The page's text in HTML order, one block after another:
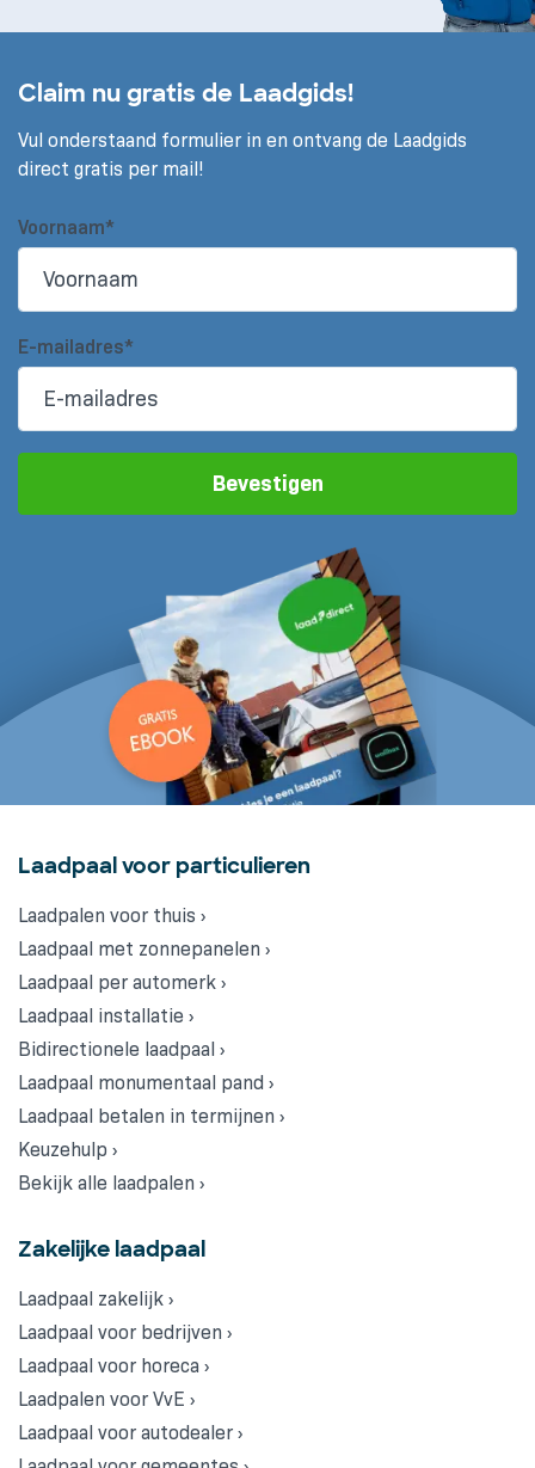
Claim nu gratis de Laadgids!
Vul onderstaand formulier in en ontvang de Laadgids
direct gratis per mail!
Voornaam*
E-mailadres*
Bevestigen
Laadpaal voor particulieren
Laadpalen voor thuis ›
Laadpaal met zonnepanelen ›
Laadpaal per automerk ›
Laadpaal installatie ›
Bidirectionele laadpaal ›
Laadpaal monumentaal pand ›
Laadpaal betalen in termijnen ›
Keuzehulp ›
Bekijk alle laadpalen ›
Zakelijke laadpaal
Laadpaal zakelijk ›
Laadpaal voor bedrijven ›
Laadpaal voor horeca ›
Laadpalen voor VvE ›
Laadpaal voor autodealer ›